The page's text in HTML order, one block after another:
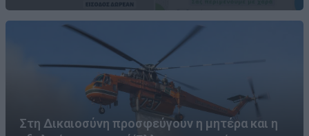
Στη Δικαιοσύνη προσφεύγουν η μητέρα και η